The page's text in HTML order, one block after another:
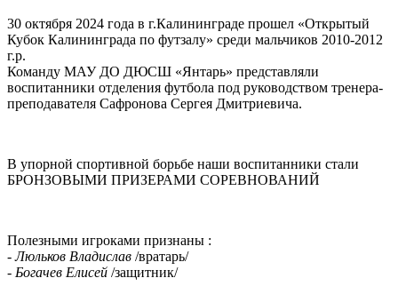
30 октября 2024 года в г.Калининграде прошел «Открытый
Кубок Калининграда по футзалу» среди мальчиков 2010-2012
г.р.
Команду МАУ ДО ДЮСШ «Янтарь» представляли
воспитанники отделения футбола под руководством тренера-
преподавателя Сафронова Сергея Дмитриевича.
В упорной спортивной борьбе наши воспитанники стали
БРОНЗОВЫМИ ПРИЗЕРАМИ СОРЕВНОВАНИЙ
Полезными игроками признаны :
-Люльков Владислав /вратарь/
- Богачев Елисей /защитник/